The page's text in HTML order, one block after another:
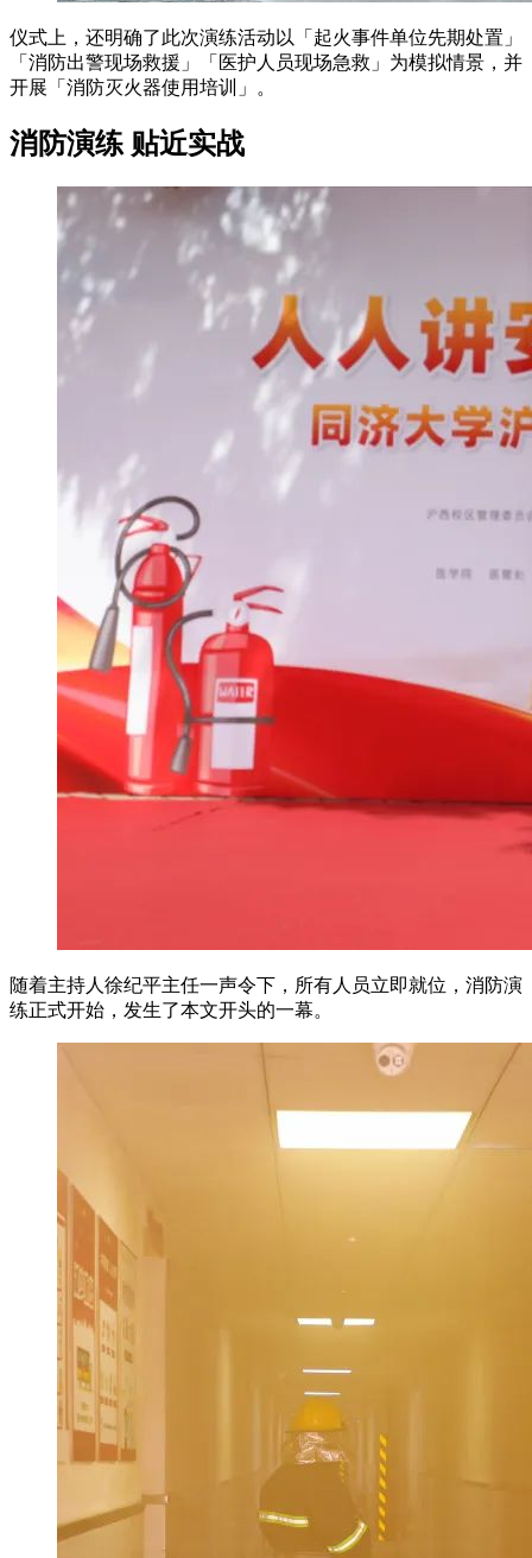
仪式上，还明确了此次演练活动以「起火事件单位先期处置」
「消防出警现场救援」「医护人员现场急救」为模拟情景，并
开展「消防灭火器使用培训」。
消防演练 贴近实战
随着主持人徐纪平主任一声令下，所有人员立即就位，消防演
练正式开始，发生了本文开头的一幕。